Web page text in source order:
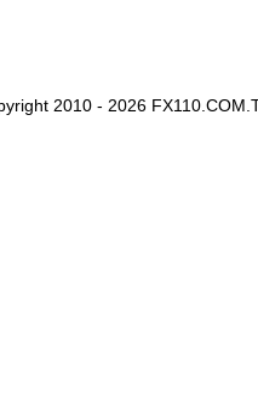
2010 - 2026